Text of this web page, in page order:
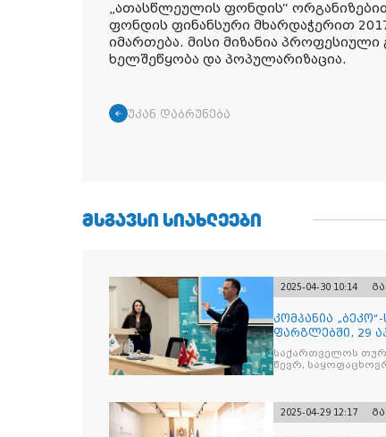
„ათასწლეულის ფონდის“
ფონდის ფინანსური მხარდაჭერით
იმართება. მისი მიზანია
ხელშეწყობა და პოპულარიზაცია.
უკან დაბრუნება
ᲛᲡᲒᲐᲕᲡᲘ ᲡᲘᲐᲮᲚᲔᲔᲑᲘ
2025-04-30 10:14
კომპანია
ფარგლებში, 29
მიმართულებისა
საქართველოს
წევრ,
2025-04-29 12:17